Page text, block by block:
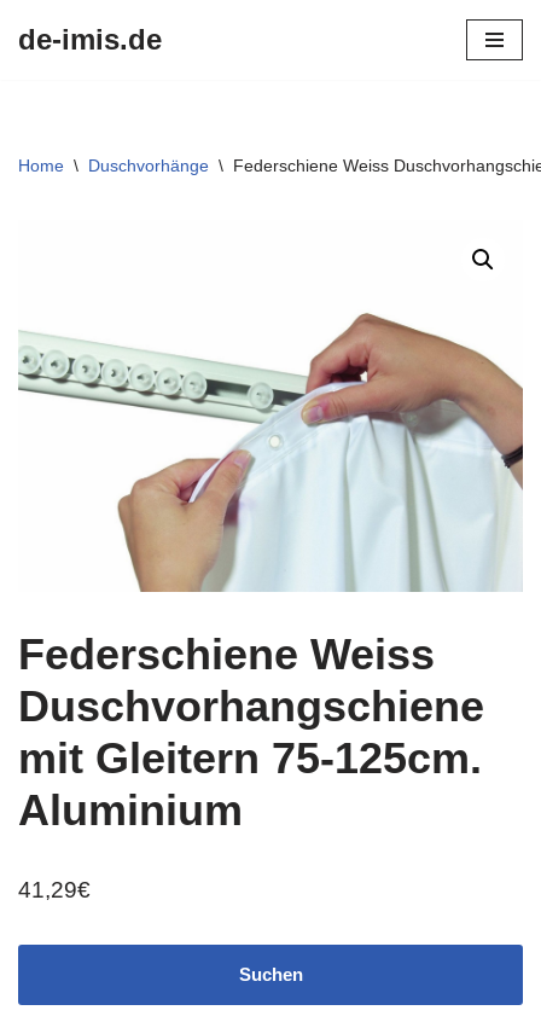
de-imis.de
Home \ Duschvorhänge \ Federschiene Weiss
Federschiene Weiss
Duschvorhangschiene
mit Gleitern 75-125cm.
Aluminium
41,29€
Suchen